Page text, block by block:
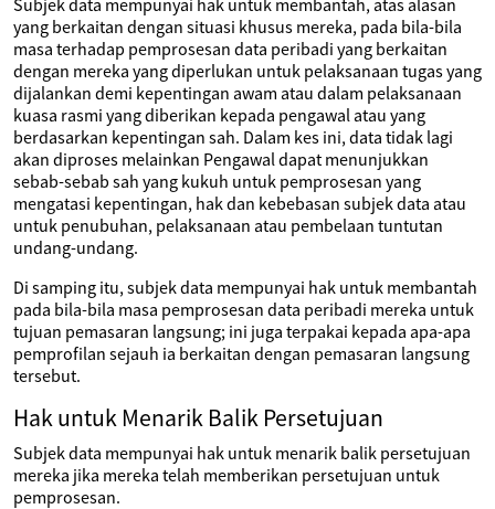
Subjek data mempunyai hak untuk membantah, atas alasan
yang berkaitan dengan situasi khusus mereka, pada bila-bila
masa terhadap pemprosesan data peribadi yang berkaitan
dengan mereka yang diperlukan untuk pelaksanaan tugas yang
dijalankan demi kepentingan awam atau dalam pelaksanaan
kuasa rasmi yang diberikan kepada pengawal atau yang
berdasarkan kepentingan sah. Dalam kes ini, data tidak lagi
akan diproses melainkan Pengawal dapat menunjukkan
sebab-sebab sah yang kukuh untuk pemprosesan yang
mengatasi kepentingan, hak dan kebebasan subjek data atau
untuk penubuhan, pelaksanaan atau pembelaan tuntutan
undang-undang.
Di samping itu, subjek data mempunyai hak untuk membantah
pada bila-bila masa pemprosesan data peribadi mereka untuk
tujuan pemasaran langsung; ini juga terpakai kepada apa-apa
pemprofilan sejauh ia berkaitan dengan pemasaran langsung
tersebut.
Hak untuk Menarik Balik Persetujuan
Subjek data mempunyai hak untuk menarik balik persetujuan
mereka jika mereka telah memberikan persetujuan untuk
pemprosesan.